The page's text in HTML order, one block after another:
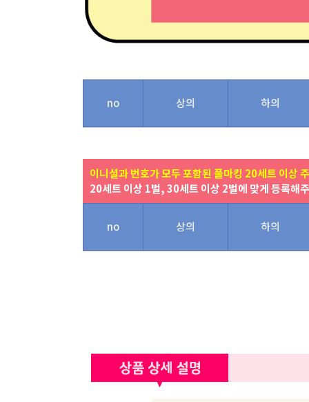
no 상의 하의
이니셜과 번호가 모두 포함된 풀마킹 20세트 이상
20세트 이상 1벌, 30세트 이상 2벌에 맞게 등록해
no 상의 하의